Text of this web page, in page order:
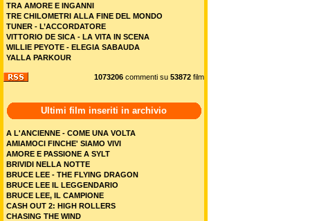
TRA AMORE E INGANNI
TRE CHILOMETRI ALLA FINE DEL MONDO
TUNER - L’ACCORDATORE
VITTORIO DE SICA - LA VITA IN SCENA
WILLIE PEYOTE - ELEGIA SABAUDA
YALLA PARKOUR
1073206 commenti su 53872 film
Ultimi film inseriti in archivio
A L'ANCIENNE - COME UNA VOLTA
AMIAMOCI FINCHE' SIAMO VIVI
AMORE E PASSIONE A SYLT
BRIVIDI NELLA NOTTE
BRUCE LEE - THE FLYING DRAGON
BRUCE LEE IL LEGGENDARIO
BRUCE LEE, IL CAMPIONE
CASH OUT 2: HIGH ROLLERS
CHASING THE WIND